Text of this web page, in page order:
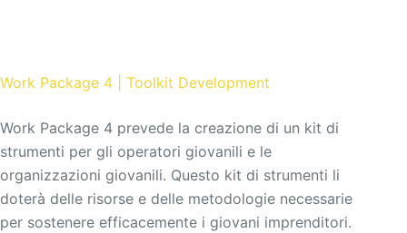
Work Package 4 | Toolkit Development
Work Package 4 prevede la creazione di un kit di
strumenti per gli operatori giovanili e le
organizzazioni giovanili. Questo kit di strumenti li
doterà delle risorse e delle metodologie necessarie
per sostenere efficacemente i giovani imprenditori.